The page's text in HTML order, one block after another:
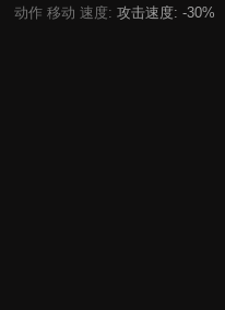
动作 移动 速度: 攻击速度: -30%